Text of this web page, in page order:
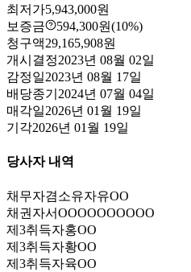
최저가5,943,000원
보증금
594,300원(10%)
청구액29,165,908원
개시결정2023년 08월 02일
감정일2023년 08월 17일
배당종기 2024년 07월 04일
매각일2026년 01월 19일
기각2026년 01월 19일
당사자 내역
채무자겸소유자유OO
채권자서OOOOOOOOOO
제3취득자홍OO
제3취득자황OO
제3취득자육OO